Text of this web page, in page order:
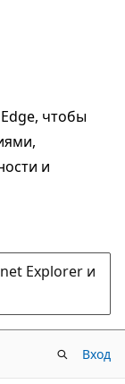
чтобы
и
Explorer и
Вход